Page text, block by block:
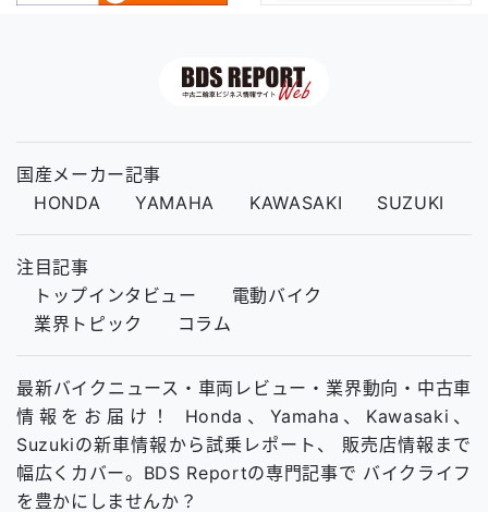
国産メーカー記事
HONDA
YAMAHA KAWASAKI SUZUKI
注目記事
トップインタビュー
電動バイク
業界トピック
コラム
最新バイクニュース・車両レビュー・業界動向・中古車
情報をお届け！ Honda、Yamaha、Kawasaki、
Suzukiの新車情報から試乗レポート、 販売店情報まで
幅広くカバー。BDS Reportの専門記事で バイクライフ
を豊かにしませんか？